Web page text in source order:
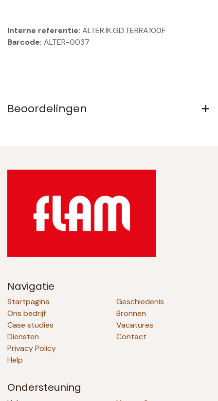
Interne referentie: ALTER.IK.GD.TERRA100F
Barcode: ALTER-0037
Beoordelingen
Navigatie
Startpagina
Ons bedrijf
Case studies
Diensten
Privacy Policy
Help
Geschiedenis
Bronnen
Vacatures
Contact
Ondersteuning